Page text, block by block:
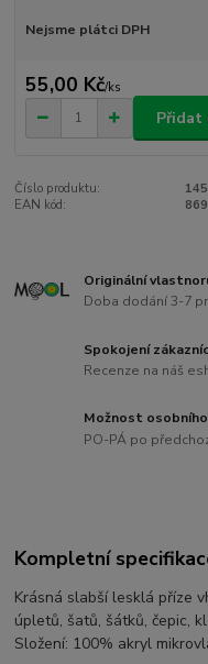
Nejsme plátci DPH
55,00 Kč/ks
Přidat
Číslo produktu:
EAN kód:
Originální
Doba dodání 3-7
Spokojení
Recenze na náš
Možnost
PO-PÁ po
Kompletní
Krásná slabší lesklá příze
úpletů, šatů, šátků, čepic,
Složení: 100% akryl